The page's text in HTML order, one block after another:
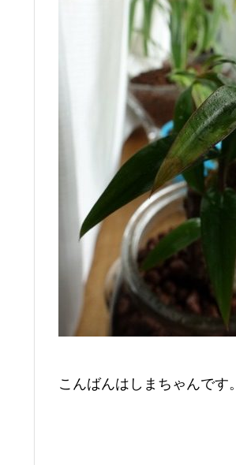
こんばんはしまちゃんです。